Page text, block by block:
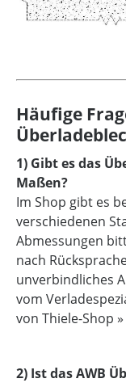
Häufige
1) Gibt es das
Maßen?
Im Shop gibt es
verschiedenen
Abmessungen
nach
unverbindliches
vom
von Thiele-Shop »
2) Ist das AWB